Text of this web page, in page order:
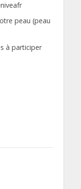
peau (peau
à participer